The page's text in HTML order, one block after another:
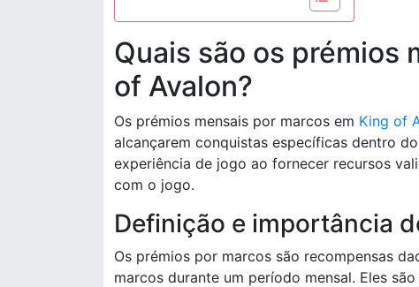
Quais são os prémios
of Avalon?
Os prémios mensais por marcos em King of
alcançarem conquistas específicas dentro
experiência de jogo ao fornecer recursos
com o jogo.
Definição e importância
Os prémios por marcos são recompensas
marcos durante um período mensal. Eles